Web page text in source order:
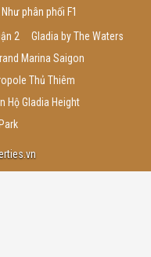
phân phối F1
2
Gladia by The Waters
Marina Saigon
Thủ Thiêm
Hộ Gladia Height